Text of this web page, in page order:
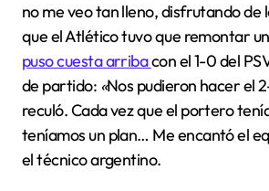
no me veo tan lleno, disfrutando de
que el Atlético tuvo que remontar un
puso cuesta arribacon el 1-0 del
de partido: «Nos pudieron hacer el
reculó. Cada vez que el portero
teníamos un plan… Me encantó el
el técnico argentino.